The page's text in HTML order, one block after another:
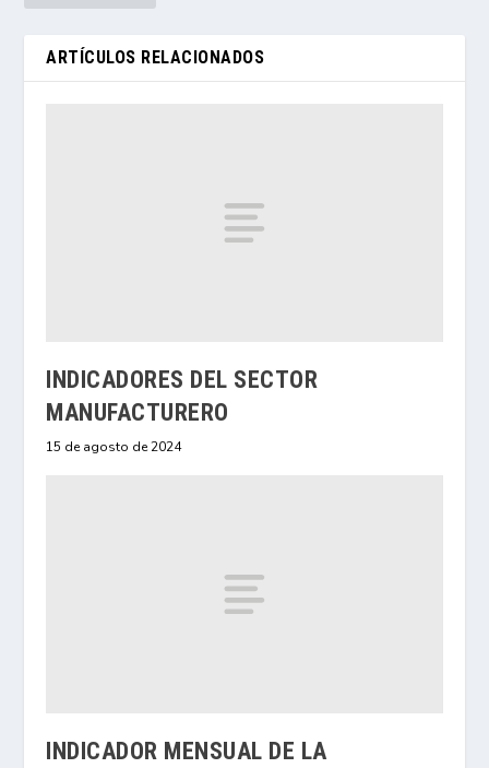
ARTÍCULOS RELACIONADOS
INDICADORES DEL SECTOR
MANUFACTURERO
15 de agosto de 2024
INDICADOR MENSUAL DE LA